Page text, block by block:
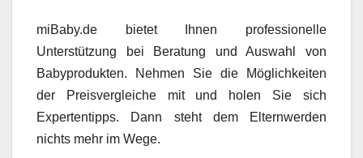
miBaby.de bietet Ihnen professionelle
Unterstützung bei Beratung und Auswahl von
Babyprodukten. Nehmen Sie die Möglichkeiten
der Preisvergleiche mit und holen Sie sich
Expertentipps. Dann steht dem Elternwerden
nichts mehr im Wege.